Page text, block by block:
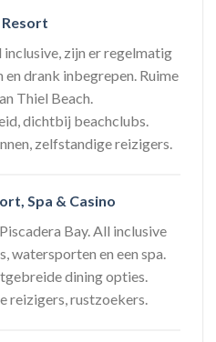
zijn er regelmatig
drank inbegrepen. Ruime
Thiel Beach.
dichtbij beachclubs.
zelfstandige reizigers.
Spa & Casino
Bay. All inclusive
watersporten en een spa.
dining opties.
reizigers, rustzoekers.